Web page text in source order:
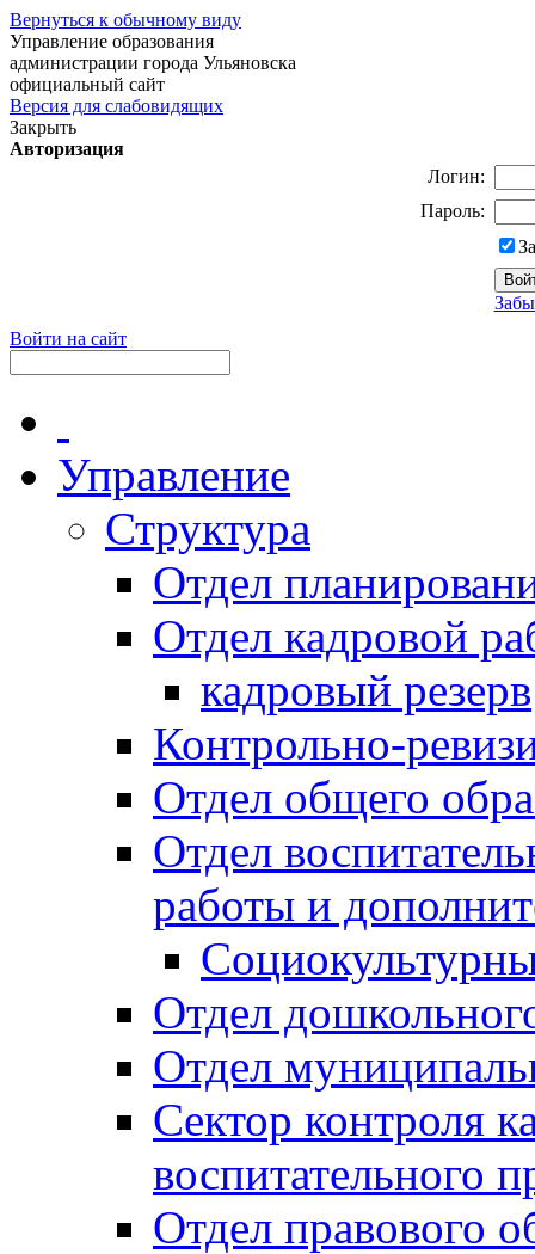
Вернуться к обычному виду
Управление образования
администрации города Ульяновска
официальный сайт
Версия для слабовидящих
Закрыть
Авторизация
Логин:
Пароль:
Войти на сайт
Управление
Структура
Отдел
Отдел кадровой
кадровый резерв
Контрольно-
Отдел общего
Отдел
работы и
Отдел
Отдел
Сектор контроля
воспитательного
Отдел правового